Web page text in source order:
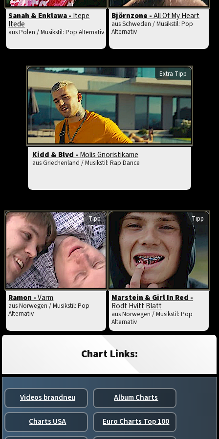
Sanah & Enklawa - Itepe
Itede
aus Polen / Musikstil: Pop Alternativ
Björnzone -All Of My Heart
aus Schweden / Musikstil: Pop
Alternativ
Extra Tipp
Kidd & Blvd - Molis Gnoristikame
aus Griechenland / Musikstil: Rap Dance
Tipp
Ramon -Varm
aus Norwegen / Musikstil: Pop
Alternativ
Tipp
Marstein & Girl In Red -
Rodt Hvitt Blatt
aus Norwegen / Musikstil: Pop
Alternativ
Chart Links:
Videos brandneu Album Charts
Charts USA Euro Charts Top 100